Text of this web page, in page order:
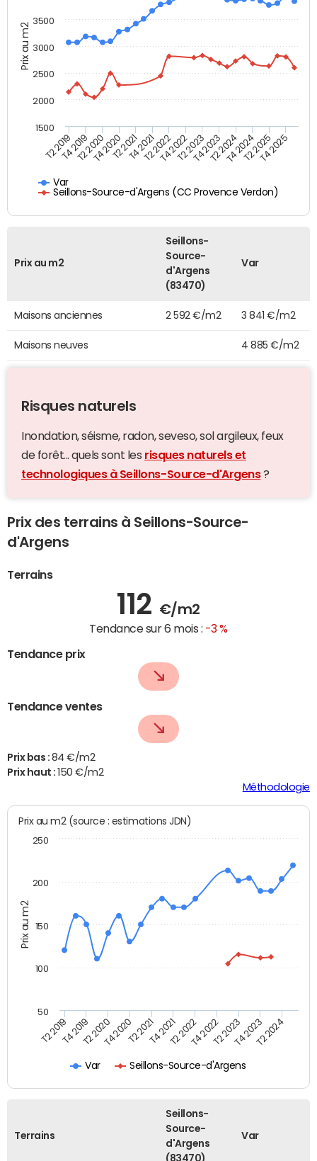
Prix au m2
Var
Seillons-Source-d'Argens (CC Provence Verdon)
T2 2019T4 2019T2 2020T4 2020T2 2021T4 2021T2 2022T4 2022T2 2023T4 2023T2 2024T4 2024T2 2025T4 2025
1500
2000
2500
3000
3500
Prix au m2
Seillons-
Source-
d'Argens
(83470)
Var
Maisons anciennes 2 592 €/m2 3 841 €/m2
Maisons neuves 4 885 €/m2
Risques naturels
Inondation, séisme, radon, seveso, sol argileux, feux
de forêt... quels sont les risques naturels et
technologiques à Seillons-Source-d'Argens?
Prix des terrains à Seillons-Source-
d'Argens
Terrains
112 €/m2
Tendance sur 6 mois : -3 %
Tendance prix
Tendance ventes
Prix bas : 84 €/m2
Prix haut : 150 €/m2
Méthodologie
Prix au m2
Prix au m2 (source : estimations JDN)
Var Seillons-Source-d'Argens
T2 2019T4 2019T2 2020T4 2020T2 2021T4 2021T2 2022T4 2022T2 2023T4 2023T2 2024
100
150
200
50
250
Terrains
Seillons-
Source-
d'Argens
(83470)
Var